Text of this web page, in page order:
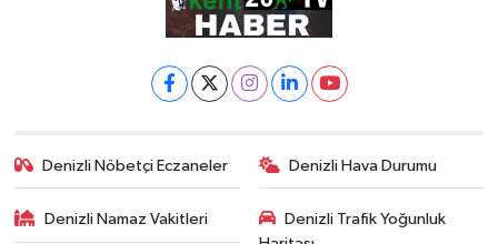
Denizli Nöbetçi Eczaneler Denizli Hava Durumu
Denizli Namaz Vakitleri
Denizli Trafik Yoğunluk